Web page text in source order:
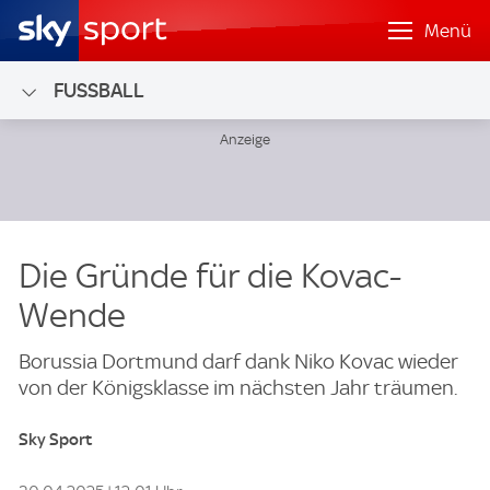
Menü
FUSSBALL
Die Gründe für die Kovac-
Wende
Borussia Dortmund darf dank Niko Kovac wieder
von der Königsklasse im nächsten Jahr träumen.
Sky Sport